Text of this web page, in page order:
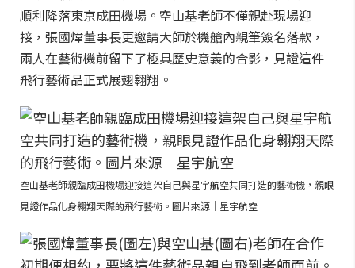
順利降落東京成田機場。空山基老師不僅親赴現場迎
接，張國煒董事長更邀請大師於機艙內親筆簽名落款，
兩人在藝術機前留下了極具歷史意義的合影，見證這件
飛行藝術品正式展翅翱翔。
空山基老師親臨成田機場迎接這架自己與星宇航空共同打造的藝術機，親眼
見證作品化身翱翔天際的飛行藝術。圖片來源｜星宇航空